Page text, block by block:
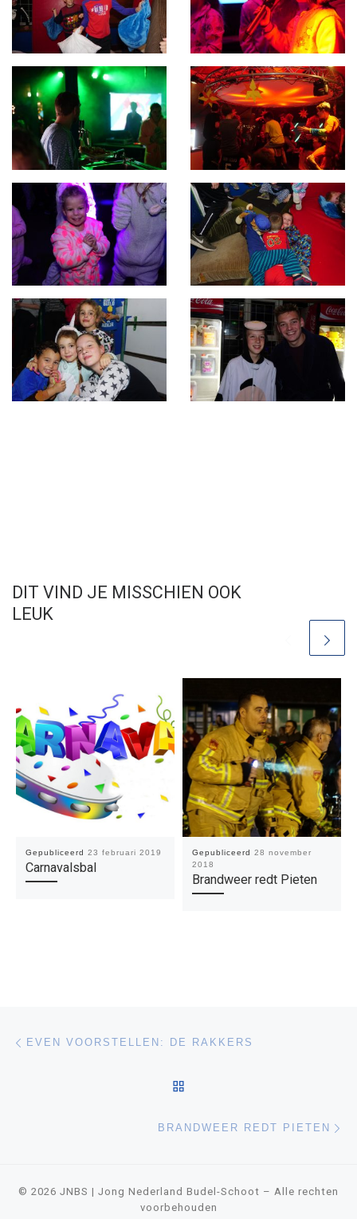
DIT VIND JE MISSCHIEN OOK
LEUK
Gepubliceerd 23 februari 2019
Carnavalsbal
Gepubliceerd 28 november
2018
Brandweer redt Pieten
Bericht navigatie
EVEN VOORSTELLEN: DE RAKKERS
BRANDWEER REDT PIETEN
© 2026 JNBS | Jong Nederland Budel-Schoot – Alle rechten
voorbehouden